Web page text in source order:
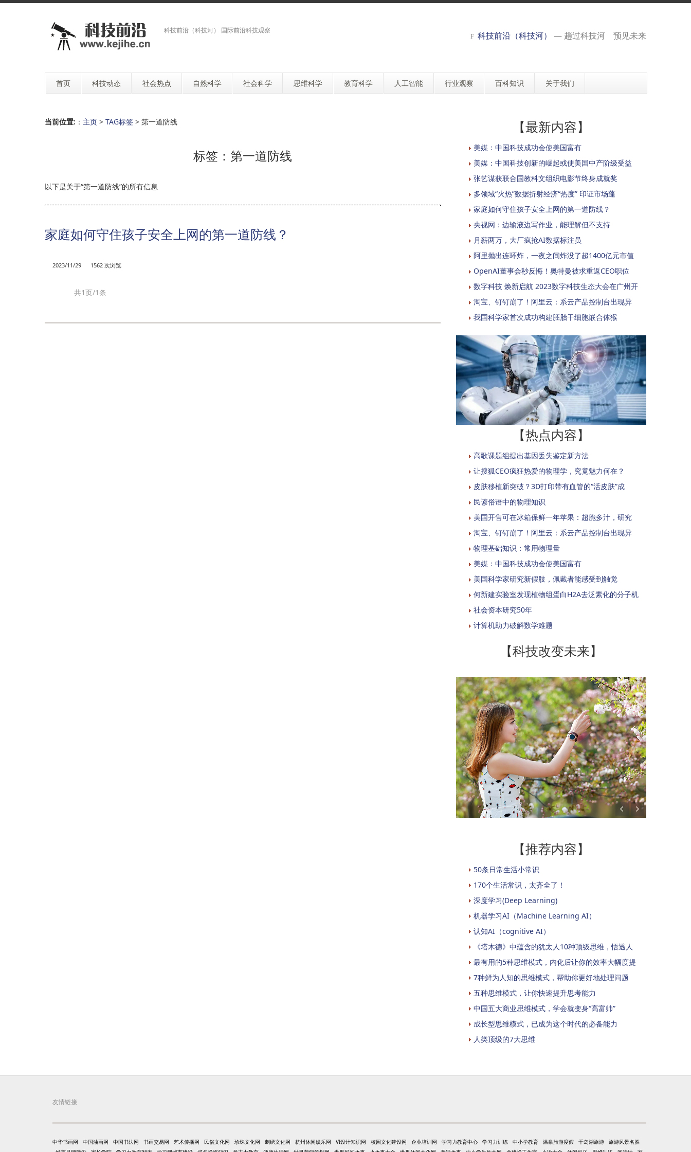
科技前沿（科技河） 国际前沿科技观察 科技前沿（科技河） — 趟过科技河 预见未来
首页 科技动态 社会热点 自然科学 社会科学 思维科学 教育科学 人工智能 行业观察 百科知识 关于我们
当前位置: ： 主页 > TAG标签 > 第一道防线
标签：第一道防线
以下是关于“第一道防线”的所有信息
家庭如何守住孩子安全上网的第一道防线？
2023/11/29 1562 次浏览
共1页/1条
【最新内容】
美媒：中国科技成功会使美国富有
美媒：中国科技创新的崛起或使美国中产阶级受益
张艺谋获联合国教科文组织电影节终身成就奖
多领域“火热”数据折射经济“热度” 印证市场蓬
家庭如何守住孩子安全上网的第一道防线？
央视网：边输液边写作业，能理解但不支持
月薪两万，大厂疯抢AI数据标注员
阿里抛出连环炸，一夜之间炸没了超1400亿元市值
OpenAI董事会秒反悔！奥特曼被求重返CEO职位
数字科技 焕新启航 2023数字科技生态大会在广州开
淘宝、钉钉崩了！阿里云：系云产品控制台出现异
我国科学家首次成功构建胚胎干细胞嵌合体猴
【热点内容】
高歌课题组提出基因丢失鉴定新方法
让搜狐CEO疯狂热爱的物理学，究竟魅力何在？
皮肤移植新突破？3D打印带有血管的“活皮肤”成
民谚俗语中的物理知识
美国开售可在冰箱保鲜一年苹果：超脆多汁，研究
淘宝、钉钉崩了！阿里云：系云产品控制台出现异
物理基础知识：常用物理量
美媒：中国科技成功会使美国富有
美国科学家研究新假肢，佩戴者能感受到触觉
何新建实验室发现植物组蛋白H2A去泛素化的分子机
社会资本研究50年
计算机助力破解数学难题
【科技改变未来】
【推荐内容】
50条日常生活小常识
170个生活常识，太齐全了！
深度学习(Deep Learning)
机器学习AI（Machine Learning AI）
认知AI（cognitive AI）
《塔木德》中蕴含的犹太人10种顶级思维，悟透人
最有用的5种思维模式，内化后让你的效率大幅度提
7种鲜为人知的思维模式，帮助你更好地处理问题
五种思维模式，让你快速提升思考能力
中国五大商业思维模式，学会就变身“高富帅”
成长型思维模式，已成为这个时代的必备能力
人类顶级的7大思维
友情链接
中华书画网 中国油画网 中国书法网 书画交易网 艺术传播网 民俗文化网 珍珠文化网 刺绣文化网 杭州休闲娱乐网 VI设计知识网 校园文化建设网 企业培训网 学习力教育中心 学习力训练 中小学教育 温泉旅游度假 千岛湖旅游
旅游风景名胜